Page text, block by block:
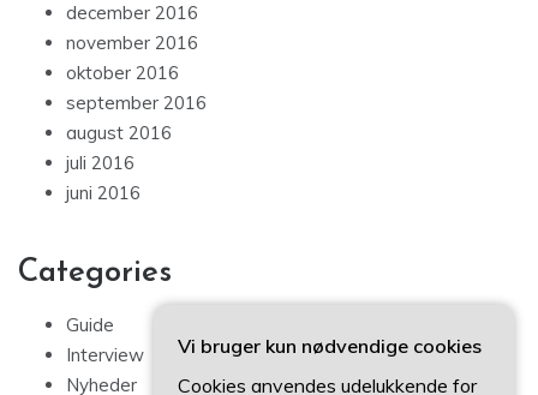
december 2016
november 2016
oktober 2016
september 2016
august 2016
juli 2016
juni 2016
Categories
Guide
Interview
Nyheder
Vi bruger kun nødvendige cookies
Cookies anvendes udelukkende for